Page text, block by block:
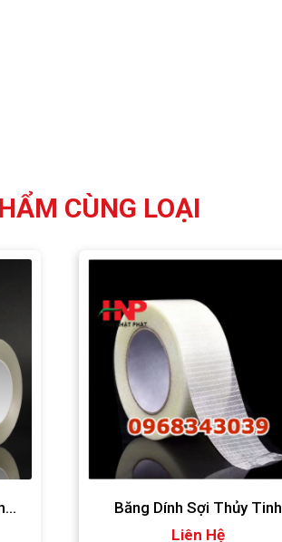
CÙNG LOẠI
Băng Dính Sợi Thủy Tinh
120micron
Liên Hệ